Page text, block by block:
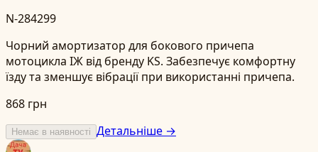
N-284299
Чорний амортизатор для бокового причепа
мотоцикла ІЖ від бренду KS. Забезпечує комфортну
їзду та зменшує вібрації при використанні причепа.
868 грн
Немає в наявності Детальніше →